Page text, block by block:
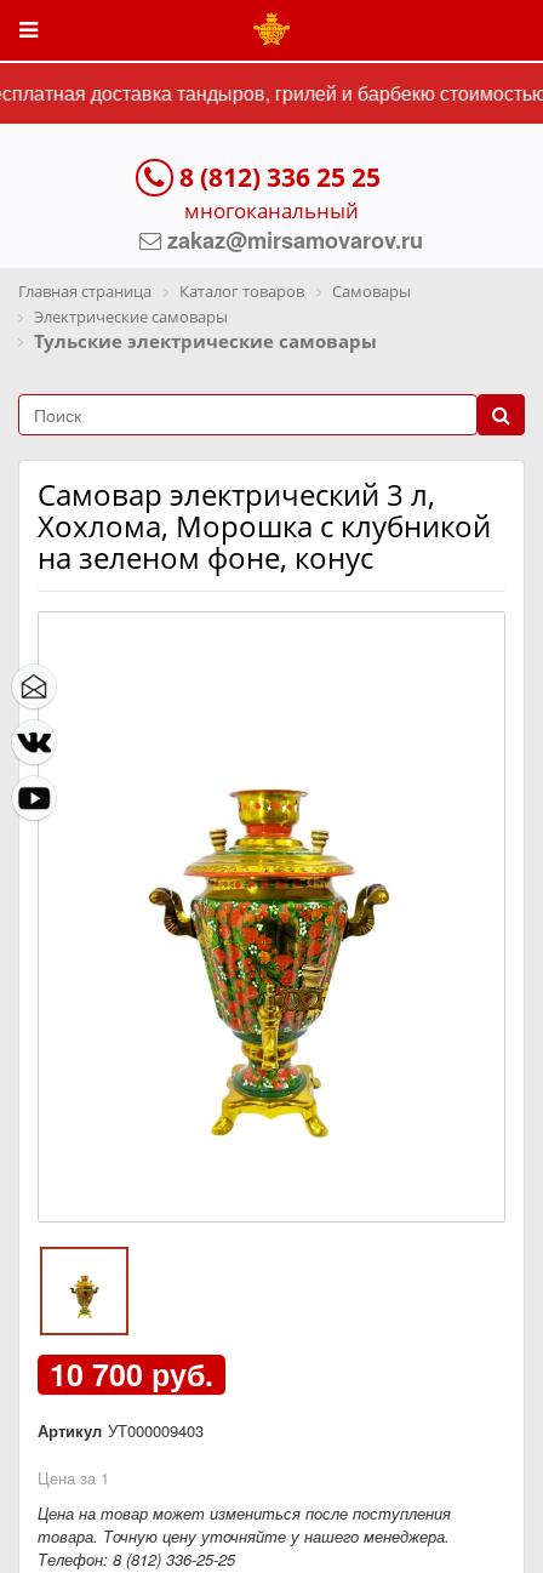
доставка тандыров, грилей и барбекю
8 (812) 336 25 25
многоканальный
zakaz@mirsamovarov.ru
Главная страница Каталог товаров
Самовары
Электрические самовары
Тульские электрические самовары
Самовар электрический 3 л,
Хохлома, Морошка с клубникой
на зеленом фоне, конус
10 700 руб.
Артикул УТ000009403
Цена за 1
Цена на товар может измениться после поступления
товара. Точную цену уточняйте у нашего менеджера.
Телефон: 8 (812) 336-25-25